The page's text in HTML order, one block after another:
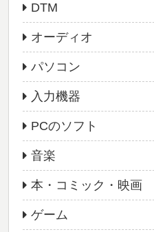
DTM
オーディオ
パソコン
入力機器
PCのソフト
音楽
本・コミック・映画
ゲーム